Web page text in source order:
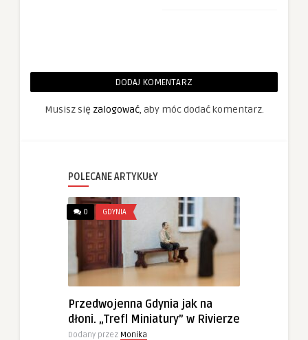
DODAJ KOMENTARZ
Musisz się zalogować, aby móc dodać komentarz.
POLECANE ARTYKUŁY
0 GDYNIA
Przedwojenna Gdynia jak na
dłoni. „Trefl Miniatury” w Rivierze
Dodany przez Monika